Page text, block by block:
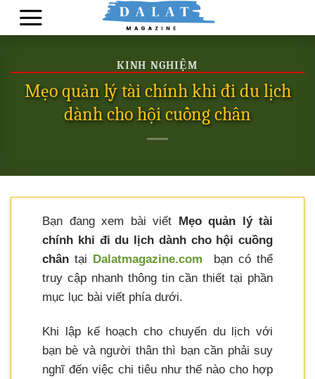
Skip
KINH NGHIỆM
Mẹo quản lý tài chính khi đi du lịch
dành cho hội cuồng chân
Bạn đang xem bài viết Mẹo quản lý tài
chính khi đi du lịch dành cho hội cuồng
chân tại Dalatmagazine.com
bạn có thể
truy cập nhanh thông tin cần thiết tại phần
mục lục bài viết phía dưới.
Khi lập kế hoạch cho chuyến du lịch với
bạn bè và người thân thì bạn cần phải suy
nghĩ đến việc chi tiêu như thế nào cho hợp